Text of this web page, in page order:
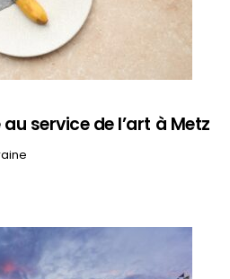
service de l’art à Metz